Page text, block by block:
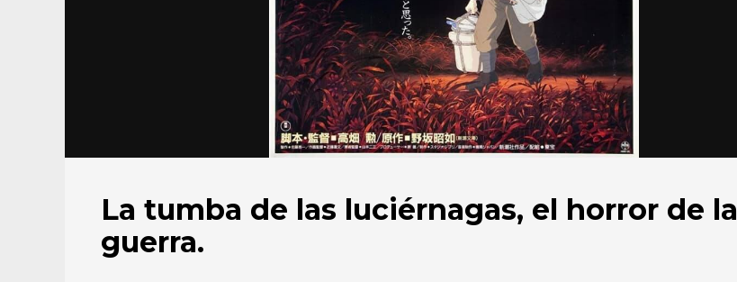
La tumba de las luciérnagas, el horror de la
guerra.